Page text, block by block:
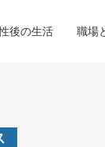
後の生活 職場